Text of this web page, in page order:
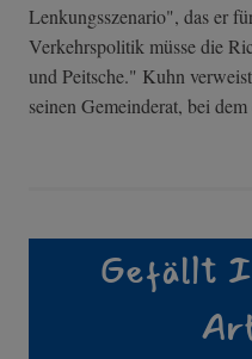
Lenkungsszenario", das er
Verkehrspolitik müsse die
und Peitsche." Kuhn
seinen Gemeinderat, bei
Gefällt